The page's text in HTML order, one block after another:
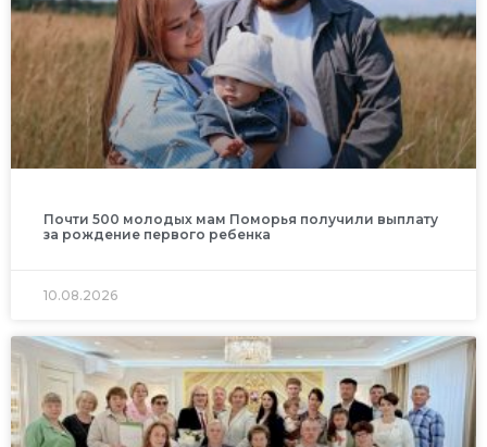
Почти 500 молодых мам Поморья получили выплату
за рождение первого ребенка
10.08.2026